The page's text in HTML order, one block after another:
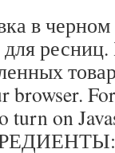
в
browser.
turn on